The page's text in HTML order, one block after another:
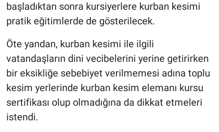
başladıktan sonra kursiyerlere kurban kesimi
pratik eğitimlerde de gösterilecek.
Öte yandan, kurban kesimi ile ilgili
vatandaşların dini vecibelerini yerine getirirken
bir eksikliğe sebebiyet verilmemesi adına toplu
kesim yerlerinde kurban kesim elemanı kursu
sertifikası olup olmadığına da dikkat etmeleri
istendi.